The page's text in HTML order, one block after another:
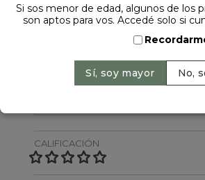
NOMBRE
CALIFICACIÓN
Si sos menor de edad, algunos de los
son aptos para vos. Accedé solo si